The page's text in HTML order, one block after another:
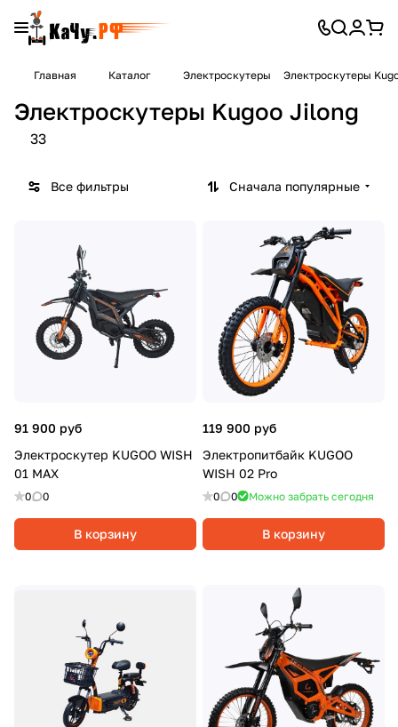
Главная Каталог Электроскутеры Электроскутеры
Электроскутеры Kugoo Jilong
33
Все фильтры Сначала популярные
91 900 руб
Электроскутер KUGOO WISH
01 MAX
0 0
В корзину
119 900 руб
Электропитбайк KUGOO
WISH 02 Pro
0 0 Можно забрать сегодня
В корзину